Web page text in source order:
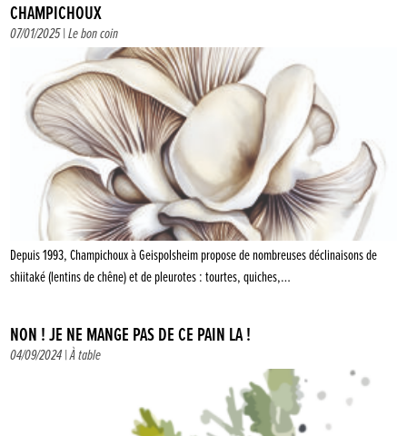
CHAMPICHOUX
07/01/2025 |Le bon coin
Depuis 1993, Champichoux à Geispolsheim propose de nombreuses déclinaisons de
shiitaké (lentins de chêne) et de pleurotes : tourtes, quiches,…
NON ! JE NE MANGE PAS DE CE PAIN LÀ !
04/09/2024 |À table